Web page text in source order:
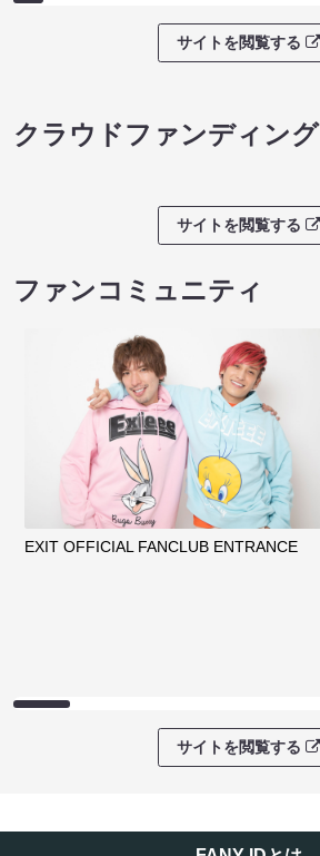
サイトを閲覧する
クラウドファンディング
サイトを閲覧する
ファンコミュニティ
EXIT OFFICIAL FANCLUB ENTRANCE
サイトを閲覧する